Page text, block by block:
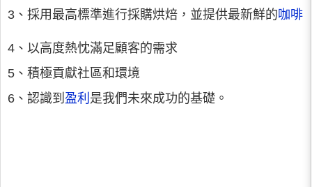
3、採用最高標準進行採購烘焙，並提供最新鮮的咖啡
4、以高度熱忱滿足顧客的需求
5、積極貢獻社區和環境
6、認識到 盈利 是我們未來成功的基礎。